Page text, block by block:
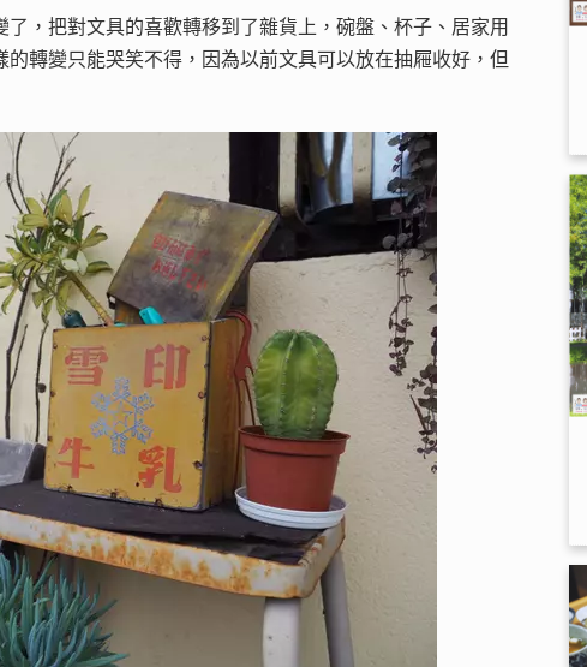
，把對文具的喜歡轉移到了雜貨上，碗盤、杯子、居家用
轉變只能哭笑不得，因為以前文具可以放在抽屜收好，但